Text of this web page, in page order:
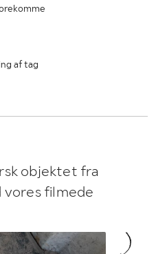
af tag
objektet fra
vores filmede